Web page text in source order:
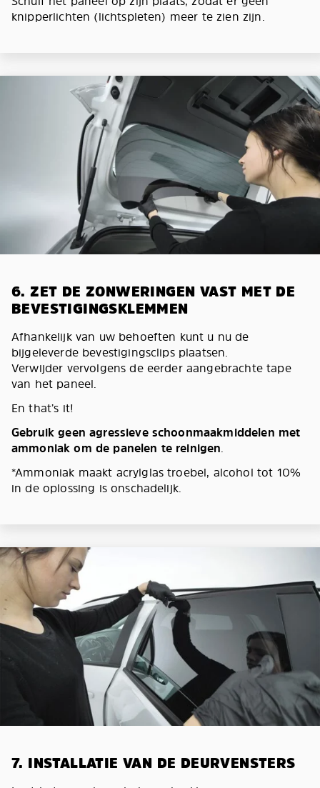
knipperlichten (lichtspleten) meer te zien zijn.
6. ZET DE ZONWERINGEN VAST MET DE
BEVESTIGINGSKLEMMEN
Afhankelijk van uw behoeften kunt u nu de
bijgeleverde bevestigingsclips plaatsen.
Verwijder vervolgens de eerder aangebrachte tape
van het paneel.
En that’s it!
Gebruik geen agressieve schoonmaakmiddelen met
ammoniak om de panelen te reinigen.
*Ammoniak maakt acrylglas troebel, alcohol tot 10%
in de oplossing is onschadelijk.
7. INSTALLATIE VAN DE DEURVENSTERS